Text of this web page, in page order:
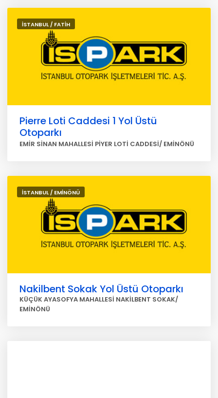
İSTANBUL / FATİH
Pierre Loti Caddesi 1 Yol Üstü
Otoparkı
EMİR SİNAN MAHALLESİ PİYER LOTİ CADDESİ/ EMİNÖNÜ
İSTANBUL / EMİNÖNÜ
Nakilbent Sokak Yol Üstü Otoparkı
KÜÇÜK AYASOFYA MAHALLESİ NAKİLBENT SOKAK/
EMİNÖNÜ